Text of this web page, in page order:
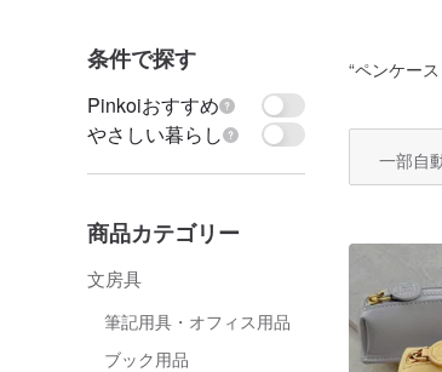
条件で探す
Pinkoiおすすめ
やさしい暮らし
商品カテゴリー
文房具
筆記用具・オフィス用品
ブック用品
“ペンケー
一部自